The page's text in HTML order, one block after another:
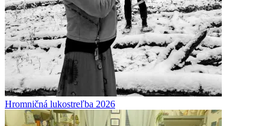
Hromničná lukostreľba 2026